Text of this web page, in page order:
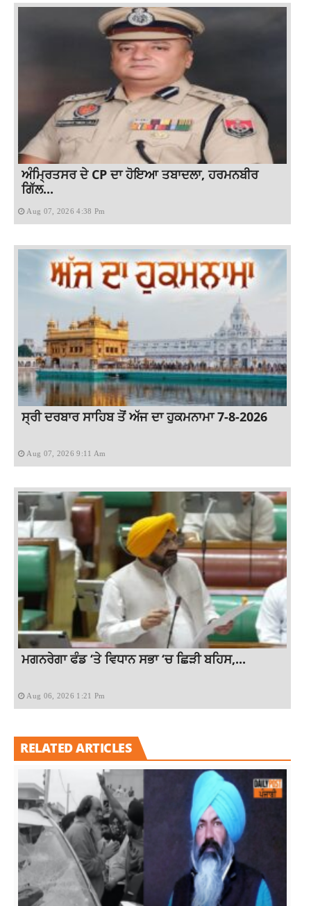
ਅੰਮ੍ਰਿਤਸਰ ਦੇ CP ਦਾ ਹੋਇਆ ਤਬਾਦਲਾ, ਹਰਮਨਬੀਰ
ਗਿੱਲ...
Aug 07, 2026 4:38 Pm
ਸ੍ਰੀ ਦਰਬਾਰ ਸਾਹਿਬ ਤੋਂ ਅੱਜ ਦਾ ਹੁਕਮਨਾਮਾ 7-8-2026
Aug 07, 2026 9:11 Am
ਮਗਨਰੇਗਾ ਫੰਡ ‘ਤੇ ਵਿਧਾਨ ਸਭਾ ‘ਚ ਛਿੜੀ ਬਹਿਸ,...
Aug 06, 2026 1:21 Pm
RELATED ARTICLES